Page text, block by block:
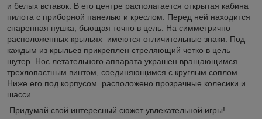
и белых вставок. В его центре располагается открытая кабина
пилота с приборной панелью и креслом. Перед ней находится
спаренная пушка, бьющая точно в цель. На симметрично
расположенных крыльях имеются отличительные знаки. Под
каждым из крыльев прикреплен стреляющий четко в цель
шутер. Нос летательного аппарата украшен вращающимся
трехлопастным винтом, соединяющимся с круглым соплом.
Ниже его под корпусом
расположено прозрачные колесики и
шасси.
Придумай свой интересный сюжет увлекательной игры!